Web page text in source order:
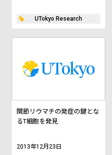
UTokyo Research
関節リウマチの発症の鍵とな
るT細胞を発見
2013年12月23日